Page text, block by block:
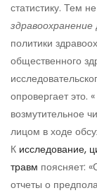
статистику. Тем
здравоохранение
политики
общественного
опровергает это. «
возмутительное
лицом в ходе
К исследование,
травм поясняет:
отчеты о